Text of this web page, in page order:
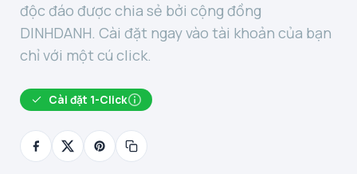
độc đáo được chia sẻ bởi cộng đồng
DINHDANH. Cài đặt ngay vào tài khoản của bạn
chỉ với một cú click.
Cài đặt 1-Click